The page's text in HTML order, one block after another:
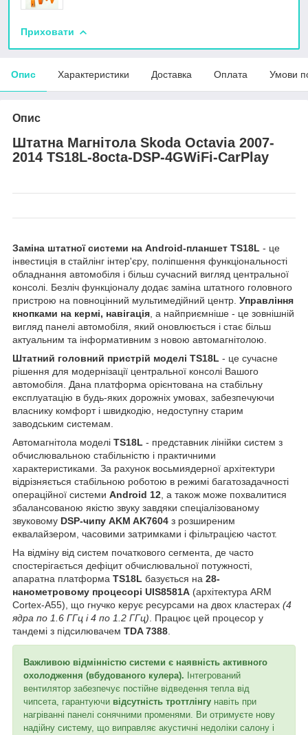
Приховати
Опис Характеристики Доставка Оплата Умови
Опис
Штатна Магнітола Skoda Octavia 2007-
2014 TS18L-8octa-DSP-4GWiFi-CarPlay
Заміна штатної системи на Android-планшет TS18L - це
інвестиція в стайлінг інтер'єру, поліпшення функціональності
обладнання автомобіля і більш сучасний вигляд центральної
консолі. Безліч функціоналу додає заміна штатного головного
пристрою на повноцінний мультимедійний центр. Управління
кнопками на кермі, навігація, а найприємніше - це зовнішній
вигляд панелі автомобіля, який оновлюється і стає більш
актуальним та інформативним з новою автомагнітолою.
Штатний головний пристрій моделі TS18L - це сучасне
рішення для модернізації центральної консолі Вашого
автомобіля. Дана платформа орієнтована на стабільну
експлуатацію в будь-яких дорожніх умовах, забезпечуючи
власнику комфорт і швидкодію, недоступну старим
заводським системам.
Автомагнітола моделі TS18L - представник лінійки систем з
обчислювальною стабільністю і практичними
характеристиками. За рахунок восьмиядерної архітектури
відрізняється стабільною роботою в режимі багатозадачності
операційної системи Android 12, а також може похвалитися
збалансованою якістю звуку завдяки спеціалізованому
звуковому DSP-чипу AKM AK7604 з розширеним
еквалайзером, часовими затримками і фільтрацією частот.
На відміну від систем початкового сегмента, де часто
спостерігається дефіцит обчислювальної потужності,
апаратна платформа TS18L базується на 28-
нанометровому процесорі UIS8581A (архітектура ARM
Cortex-A55), що гнучко керує ресурсами на двох кластерах (4
ядра по 1.6 ГГц і 4 по 1.2 ГГц). Працює цей процесор у
тандемі з підсилювачем TDA 7388.
Важливою відмінністю системи є наявність активного
охолодження (вбудованого кулера). Інтегрований
вентилятор забезпечує постійне відведення тепла від
чипсета, гарантуючи відсутність троттлінгу навіть при
нагріванні панелі сонячними променями. Ви отримуєте нову
надійну систему, що виправляє акустичні недоліки салону і